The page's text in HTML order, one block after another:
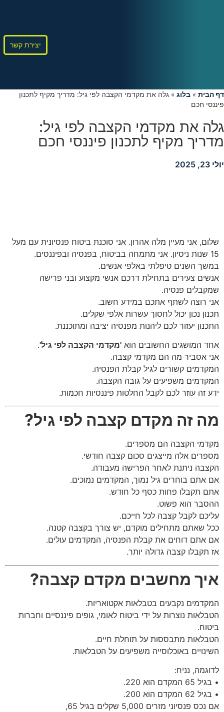
יצירת קשר
דף הבית » בלוג » גלה את מקדמי הקצבה לפי גיל: מדריך מקיף לתכנון
פיננסי חכם
גלה את מקדמי הקצבה לפי גיל:
מדריך מקיף לתכנון פיננסי חכם
יולי 23, 2025
שלום, אני מעיין מלה אהרון. אני סוכנת ביטוח פנסיונית עם מעל
15 שנות ניסיון. אני מתמחה בביטוח, בפנסיה ובפיננסים.
במשך השנים טיפלתי באלפי אנשים.
אנשים צעירים בתחילת דרכם אנשי מקצוע ובני פרישה
שמקבלים פנסיה.
אני רוצה לשתף אתכם במידע חשוב.
תכנון נכון יכול לחסוך עשרות אלפי שקלים.
התכנון יעזור לכם ליהנות מפנסיה יציבה ומתוכננת.
אחד המושגים החשובים הוא 'מקדמי הקצבה לפי גיל'.
אני אסביר מה הם מקדמי קצבה.
המקדמים קשורים לגיל קבלת הפנסיה.
המקדמים משפיעים על גובה הקצבה.
ידע זה עוזר לכם לקבל החלטות פיננסיות חכמות.
מה זה מקדם קצבה לפי גיל?
מקדמי הקצבה הם מספרים.
מספרים אלה מייצגים סכום קצבה חודשי.
הקצבה ניתנת לאחר הפרישה מעבודה.
אם אתם בוחרים גיל נמוך, המקדמים נמוכים.
אתם תקבלו פחות כסף כל חודש.
ההסבר הוא פשוט.
עליכם לקבל קצבה לכל חייכם.
ככל שאתם מתחילים מוקדם, יש צורך בקצבה קטנה.
אם אתם דוחים את קבלת הפנסיה, המקדמים עולים.
אז תקבלו קצבה גדולה יותר.
איך מחשבים מקדם קצבה?
המקדמים נקבעים בטבלאות אקטואריות.
הטבלאות נוצרות על ידי ביטוח לאומי, גופים פיננסיים וחברות
ביטוח.
הטבלאות מתבססות על תוחלת חיים.
השינויים באוכלוסייה משפיעים על הטבלאות.
לדוגמה, נניח:
• בגיל 65 המקדם הוא 220.
• בגיל 62 המקדם הוא 200.
אם נכס פנסיוני מזרים 5,000 שקלים בגיל 65,